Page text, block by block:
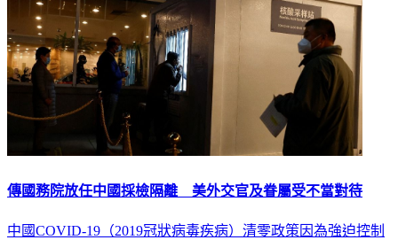
傳國務院放任中國採檢隔離 美外交官及眷屬受不當對待
中國COVID-19（2019冠狀病毒疾病）清零政策因為強迫控制